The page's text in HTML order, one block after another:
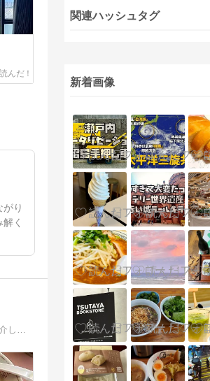
り
く
関連ハッシュタグ
新着画像